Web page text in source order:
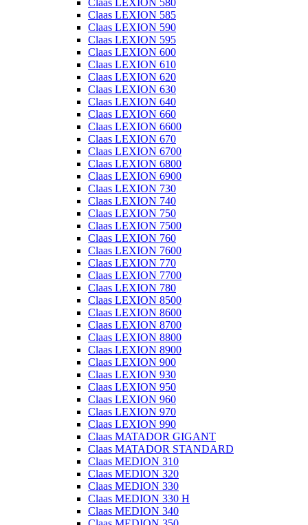
Claas LEXION 580
Claas LEXION 585
Claas LEXION 590
Claas LEXION 595
Claas LEXION 600
Claas LEXION 610
Claas LEXION 620
Claas LEXION 630
Claas LEXION 640
Claas LEXION 660
Claas LEXION 6600
Claas LEXION 670
Claas LEXION 6700
Claas LEXION 6800
Claas LEXION 6900
Claas LEXION 730
Claas LEXION 740
Claas LEXION 750
Claas LEXION 7500
Claas LEXION 760
Claas LEXION 7600
Claas LEXION 770
Claas LEXION 7700
Claas LEXION 780
Claas LEXION 8500
Claas LEXION 8600
Claas LEXION 8700
Claas LEXION 8800
Claas LEXION 8900
Claas LEXION 900
Claas LEXION 930
Claas LEXION 950
Claas LEXION 960
Claas LEXION 970
Claas LEXION 990
Claas MATADOR GIGANT
Claas MATADOR STANDARD
Claas MEDION 310
Claas MEDION 320
Claas MEDION 330
Claas MEDION 330 H
Claas MEDION 340